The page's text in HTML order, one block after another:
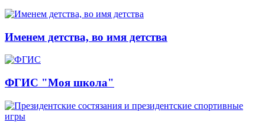
Именем детства, во имя детства
ФГИС "Моя школа"